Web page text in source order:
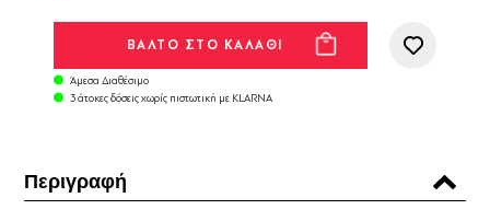
Άμεσα Διαθέσιμο
3 άτοκες δόσεις χωρίς πιστωτική με KLARNA
Περιγραφή